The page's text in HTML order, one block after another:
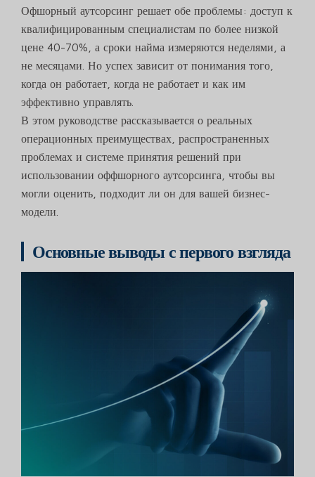
Офшорный аутсорсинг решает обе проблемы: доступ к
квалифицированным специалистам по более низкой
цене 40-70%, а сроки найма измеряются неделями, а
не месяцами. Но успех зависит от понимания того,
когда он работает, когда не работает и как им
эффективно управлять.
В этом руководстве рассказывается о реальных
операционных преимуществах, распространенных
проблемах и системе принятия решений при
использовании оффшорного аутсорсинга, чтобы вы
могли оценить, подходит ли он для вашей бизнес-
модели.
Основные выводы с первого взгляда